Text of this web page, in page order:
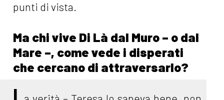
punti di vista.
Ma chi vive Di Là dal Muro – o dal
Mare –, come vede i disperati
che cercano di attraversarlo?
L